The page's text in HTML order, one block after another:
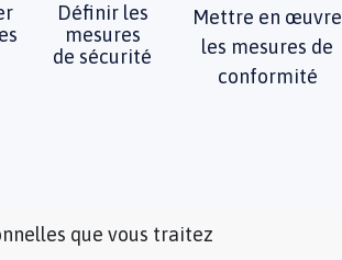
Définir les
mesures
de sécurité
Mettre en œuvre
les mesures de
conformité
que vous traitez